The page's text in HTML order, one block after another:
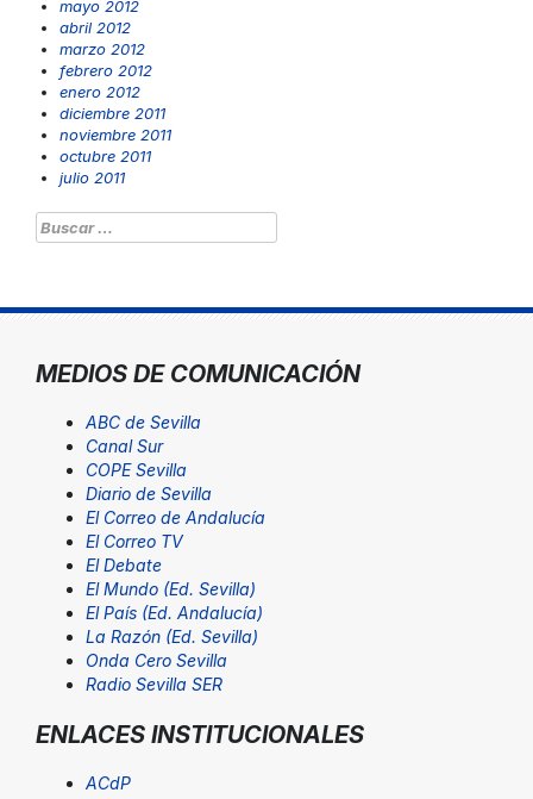
mayo 2012
abril 2012
marzo 2012
febrero 2012
enero 2012
diciembre 2011
noviembre 2011
octubre 2011
julio 2011
Buscar:
MEDIOS DE COMUNICACIÓN
ABC de Sevilla
Canal Sur
COPE Sevilla
Diario de Sevilla
El Correo de Andalucía
El Correo TV
El Debate
El Mundo (Ed. Sevilla)
El País (Ed. Andalucía)
La Razón (Ed. Sevilla)
Onda Cero Sevilla
Radio Sevilla SER
ENLACES INSTITUCIONALES
ACdP